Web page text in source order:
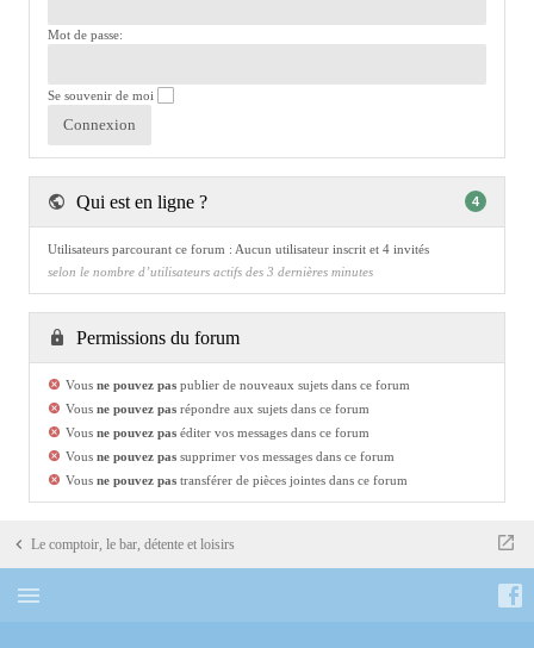
Mot de passe:
Se souvenir de moi
Qui est en ligne ? 4
Utilisateurs parcourant ce forum : Aucun utilisateur inscrit et 4 invités
selon le nombre d’utilisateurs actifs des 3 dernières minutes
Permissions du forum
Vous ne pouvez pas publier de nouveaux sujets dans ce forum
Vous ne pouvez pas répondre aux sujets dans ce forum
Vous ne pouvez pas éditer vos messages dans ce forum
Vous ne pouvez pas supprimer vos messages dans ce forum
Vous ne pouvez pas transférer de pièces jointes dans ce forum
Le comptoir, le bar, détente et loisirs